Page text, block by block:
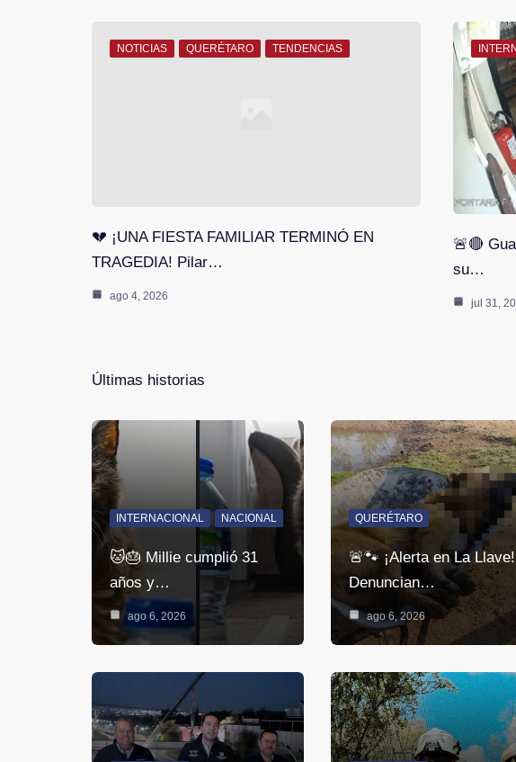
NOTICIAS QUERÉTARO TENDENCIAS
💔 ¡UNA FIESTA FAMILIAR TERMINÓ EN
TRAGEDIA! Pilar…
ago 4, 2026
🚨🔴
su…
jul 31,
Últimas historias
INTERNACIONAL NACIONAL
🐱🎂 Millie cumplió 31
años y…
ago 6, 2026
QUERÉTARO
🚨🐾 ¡Alerta en La Llave!
Denuncian…
ago 6, 2026